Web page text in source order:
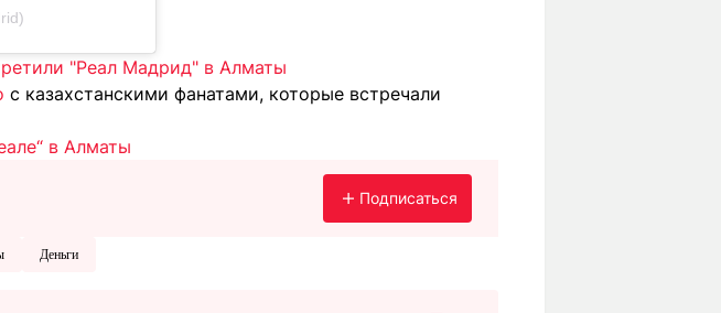
"Реал Мадрид" в Алматы
с казахстанскими фанатами, которые встречали
в Алматы
Подписаться
Деньги